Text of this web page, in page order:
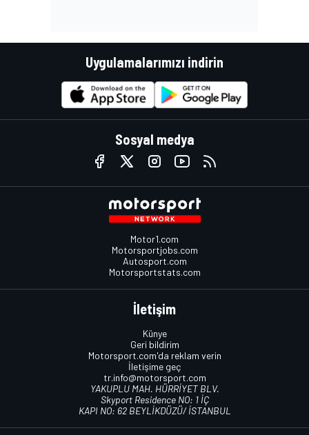
Uygulamalarımızı indirin
Sosyal medya
Motor1.com
Motorsportjobs.com
Autosport.com
Motorsportstats.com
İletişim
Künye
Geri bildirim
Motorsport.com'da reklam verin
İletişime geç
tr.info@motorsport.com
YAKUPLU MAH. HÜRRİYET BLV.
Skyport Residence NO: 1 İÇ
KAPI NO: 62 BEYLİKDÜZÜ/ İSTANBUL